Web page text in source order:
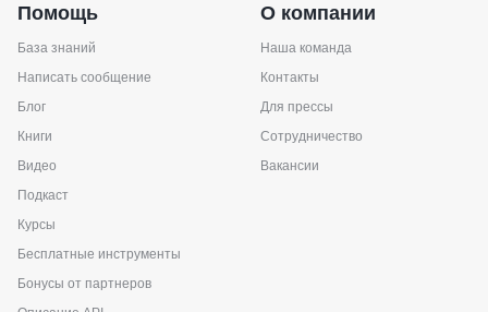
Помощь
База знаний
Написать сообщение
Блог
Книги
Видео
Подкаст
Курсы
Бесплатные инструменты
Бонусы от партнеров
О компании
Наша команда
Контакты
Для прессы
Сотрудничество
Вакансии